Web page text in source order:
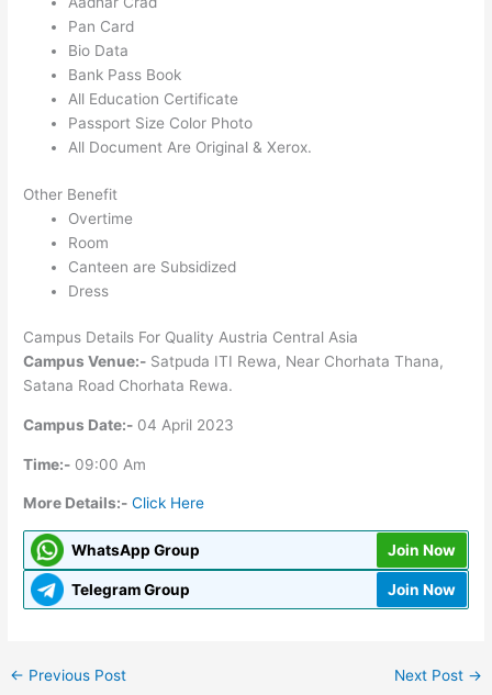
Pan Card
Bio Data
Bank Pass Book
All Education Certificate
Passport Size Color Photo
All Document Are Original & Xerox.
Other Benefit
Overtime
Room
Canteen are Subsidized
Dress
Campus Details For Quality Austria Central Asia
Campus Venue:- Satpuda ITI Rewa, Near Chorhata Thana,
Satana Road Chorhata Rewa.
Campus Date:- 04 April 2023
Time:- 09:00 Am
More Details:- Click Here
WhatsApp Group Join Now
Telegram Group Join Now
← Previous Post Next Post →